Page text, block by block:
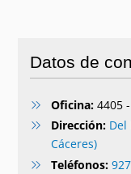
Datos de
Oficina:4405 -
Dirección: Del
Cáceres)
Teléfonos: